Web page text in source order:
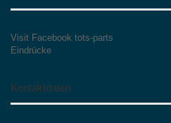
Visit Facebook tots-parts
Eindrücke
Kontaktdaten